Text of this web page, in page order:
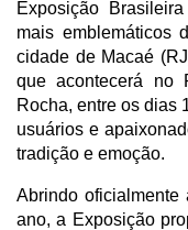
Exposição
mais emblemáticos
cidade de Macaé
que acontecerá no
Rocha, entre os dias
usuários e
tradição e emoção.
Abrindo oficialmente
ano, a Exposição